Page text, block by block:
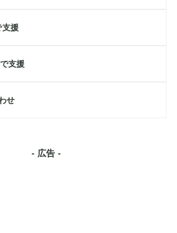
支援
支援
せ
- 広告 -